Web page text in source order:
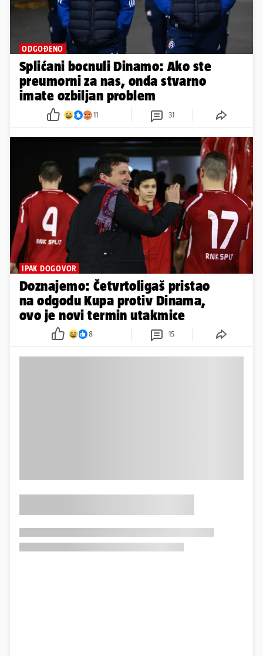
ODGOĐENO
Splićani bocnuli Dinamo: Ako ste
preumorni za nas, onda stvarno
imate ozbiljan problem
11 31
IPAK DOGOVOR
Doznajemo: Četvrtoligaš pristao
na odgodu Kupa protiv Dinama,
ovo je novi termin utakmice
8 15